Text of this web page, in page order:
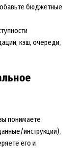
бюджетные
кэш, очереди,
понимаете
инструкции),
его и